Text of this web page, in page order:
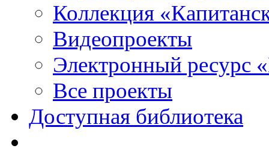
Коллекция
Видеопроекты
Электронный ресурс
Все проекты
Доступная библиотека